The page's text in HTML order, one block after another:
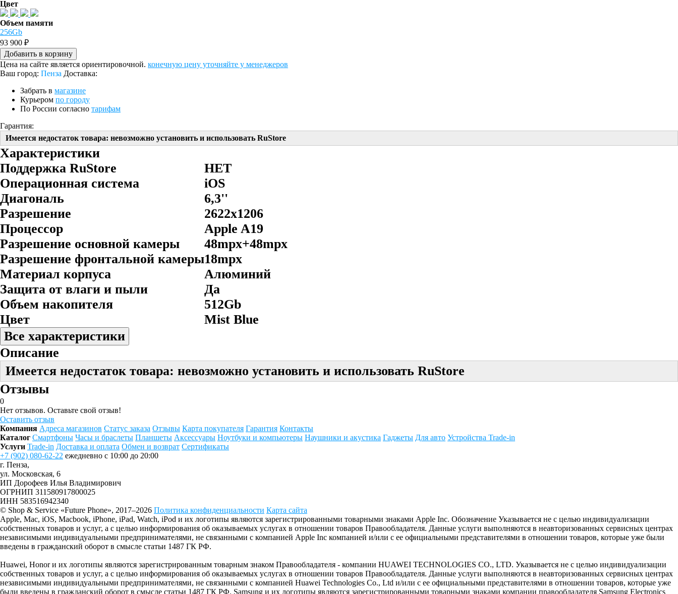
Цвет
Объем памяти
256Gb
93 900 ₽
Добавить в корзину
Цена на сайте является ориентировочной. конечную цену уточняйте у менеджеров
Ваш город: Пенза Доставка:
Забрать в магазине
Курьером по городу
По России согласно тарифам
Гарантия:
Имеется недостаток товара: невозможно установить и использовать RuStore
Характеристики
Поддержка RuStore
НЕТ
Операционная система
iOS
Диагональ
6,3''
Разрешение
2622x1206
Процессор
Apple A19
Разрешение основной камеры
48mpx+48mpx
Разрешение фронтальной камеры18mpx
Материал корпуса
Алюминий
Защита от влаги и пыли
Да
Объем накопителя
512Gb
Цвет
Mist Blue
Все характеристики
Описание
Имеется недостаток товара: невозможно установить и использовать RuStore
Отзывы
0
Нет отзывов. Оставьте свой отзыв!
Оставить отзыв
Компания Адреса магазинов Статус заказа Отзывы Карта покупателя Гарантия Контакты
Каталог Смартфоны Часы и браслеты Планшеты Аксессуары Ноутбуки и компьютеры Наушники и акустика Гаджеты Для авто Устройства Trade-in
Услуги Trade-in Доставка и оплата Обмен и возврат Сертификаты
+7 (902) 080-62-22 ежедневно с 10:00 до 20:00
г. Пенза,
ул. Московская, 6
ИП Дорофеев Илья Владимирович
ОГРНИП 311580917800025
ИНН 583516942340
© Shop & Service «Future Phone», 2017–2026 Политика конфиденциальности Карта сайта
Apple, Mac, iOS, Macbook, iPhone, iPad, Watch, iPod и их логотипы являются зарегистрированными товарными знаками Apple Inc. Обозначение Указывается не с целью индивидуализации
собственных товаров и услуг, а с целью информирования об оказываемых услугах в отношении товаров Правообладателя. Данные услуги выполняются в неавторизованных сервисных центрах
независимыми индивидуальными предпринимателями, не связанными с компанией Apple Inc компанией и/или с ее официальными представителями в отношении товаров, которые уже были
введены в гражданский оборот в смысле статьи 1487 ГК РФ.
Huawei, Honor и их логотипы являются зарегистрированным товарным знаком Правообладателя - компании HUAWEI TECHNOLOGIES CO., LTD. Указывается не с целью индивидуализации
собственных товаров и услуг, а с целью информирования об оказываемых услугах в отношении товаров Правообладателя. Данные услуги выполняются в неавторизованных сервисных центрах
независимыми индивидуальными предпринимателями, не связанными с компанией Huawei Technologies Co., Ltd и/или с ее официальными представителями в отношении товаров, которые уже
были введены в гражданский оборот в смысле статьи 1487 ГК РФ. Samsung и их логотипы являются зарегистрированными товарными знаками компании правообладателя Samsung Electronics